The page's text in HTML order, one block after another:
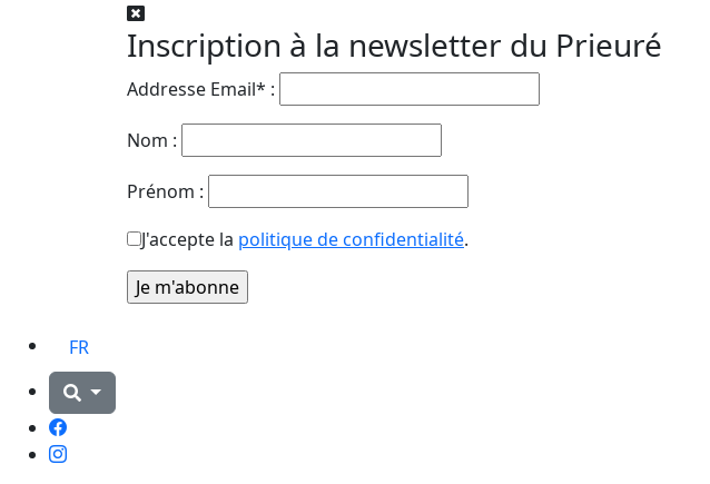
Inscription à la newsletter du Prieuré
Addresse Email* :
Nom :
Prénom :
J'accepte la politique de confidentialité.
FR
Facebook
Instagram